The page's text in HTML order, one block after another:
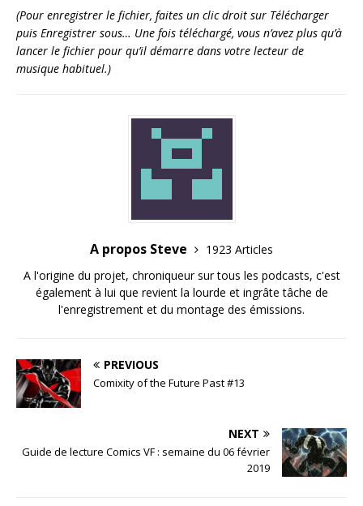
(Pour enregistrer le fichier, faites un clic droit sur Télécharger
puis Enregistrer sous… Une fois téléchargé, vous n’avez plus qu’à
lancer le fichier pour qu’il démarre dans votre lecteur de
musique habituel.)
A propos Steve
1923 Articles
A l'origine du projet, chroniqueur sur tous les podcasts, c'est
également à lui que revient la lourde et ingrâte tâche de
l'enregistrement et du montage des émissions.
PREVIOUS
Comixity of the Future Past #13
NEXT
Guide de lecture Comics VF : semaine du 06 février
2019